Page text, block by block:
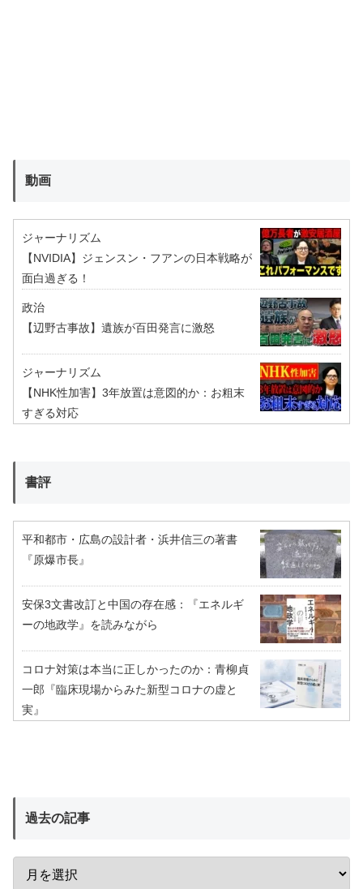
動画
ジャーナリズム
【NVIDIA】ジェンスン・フアンの日本戦略が
面白過ぎる！
政治
【辺野古事故】遺族が百田発言に激怒
ジャーナリズム
【NHK性加害】3年放置は意図的か：お粗末
すぎる対応
書評
平和都市・広島の設計者・浜井信三の著書
『原爆市長』
安保3文書改訂と中国の存在感：『エネルギ
ーの地政学』を読みながら
コロナ対策は本当に正しかったのか：青柳貞
一郎『臨床現場からみた新型コロナの虚と
実』
過去の記事